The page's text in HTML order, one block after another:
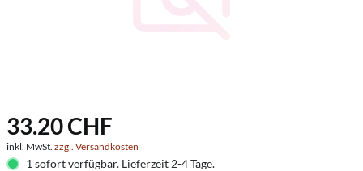
33.20 CHF
inkl. MwSt. zzgl. Versandkosten
1 sofort verfügbar. Lieferzeit 2-4 Tage.